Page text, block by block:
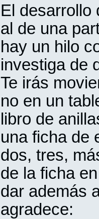
El desarrollo
al de una
hay un hilo
investiga de
Te irás
no en un
libro de
una ficha de
dos, tres,
de la ficha
dar además
agradece: